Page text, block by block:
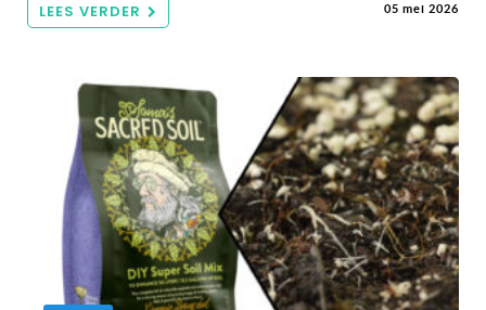
LEES VERDER 05 mei 2026